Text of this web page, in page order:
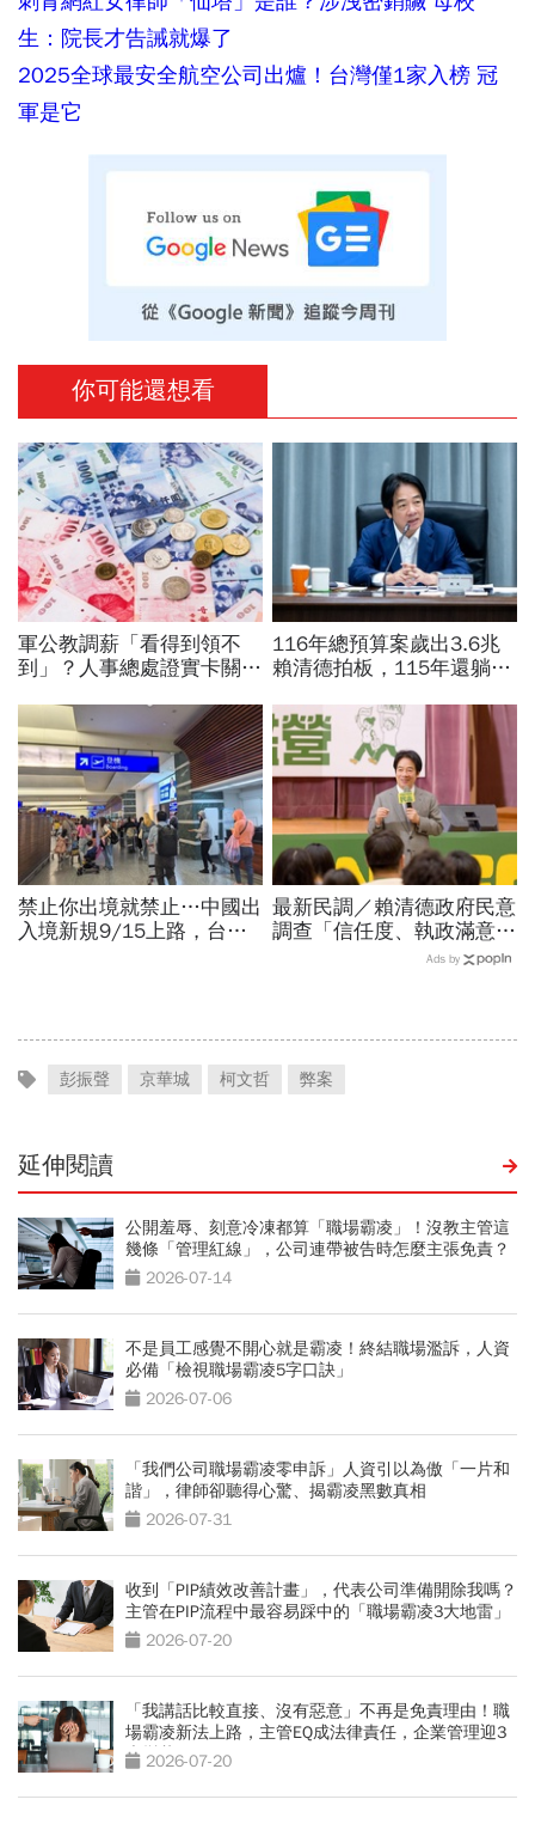
生：院長才告誡就爆了
2025全球最安全航空公司出爐！台灣僅1家入榜 冠
軍是它
你可能還想看
軍公教調薪「看得到領不
到」？人事總處證實卡關，
薪4%能如期上路？
116年總預算案歲出3.6兆
賴清德拍板，115年還躺在
政首例如何解決？
禁止你出境就禁止…中國出
入境新規9/15上路，台灣
最新民調／賴清德政府民意
調查「信任度、執政滿意
度」雙升，不滿意比率下
Ads by
彭振聲 京華城 柯文哲 弊案
延伸閱讀
公開羞辱、刻意冷凍都算「職場霸凌」！沒教主管這
幾條「管理紅線」，公司連帶被告時怎麼主張免責？
2026-07-14
不是員工感覺不開心就是霸凌！終結職場濫訴，人資
必備「檢視職場霸凌5字口訣」
2026-07-06
「我們公司職場霸凌零申訴」人資引以為傲「一片和
諧」，律師卻聽得心驚、揭霸凌黑數真相
2026-07-31
收到「PIP績效改善計畫」，代表公司準備開除我嗎？
主管在PIP流程中最容易踩中的「職場霸凌3大地雷」
2026-07-20
「我講話比較直接、沒有惡意」不再是免責理由！職
場霸凌新法上路，主管EQ成法律責任，企業管理迎3
大變革
2026-07-20